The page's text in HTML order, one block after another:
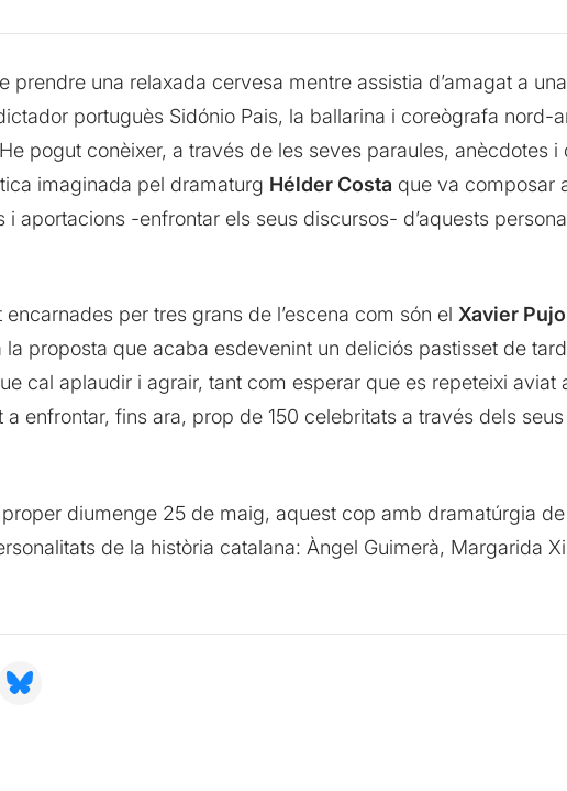
prendre una relaxada cervesa mentre assistia d’amagat a
portuguès Sidónio Pais, la ballarina i coreògrafa nord-
pogut conèixer, a través de les seves paraules, anècdotes
imaginada pel dramaturg Hélder Costa que va composar
aportacions -enfrontar els seus discursos- d’aquests
per tres grans de l’escena com són el Xavier
la proposta que acaba esdevenint un deliciós pastisset de
cal aplaudir i agrair, tant com esperar que es repeteixi aviat
enfrontar, fins ara, prop de 150 celebritats a través dels
diumenge 25 de maig, aquest cop amb dramatúrgia de
de la història catalana: Àngel Guimerà, Margarida